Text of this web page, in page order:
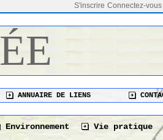
Connectez-vous
S'inscrire
ANNUAIRE DE LIENS
Environnement Vie pratique